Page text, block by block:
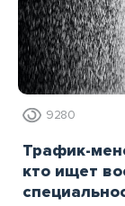
9280
Трафик-
кто ищет